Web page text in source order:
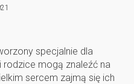
specjalnie dla
rodzice mogą znaleźć na
sercem zajmą się ich